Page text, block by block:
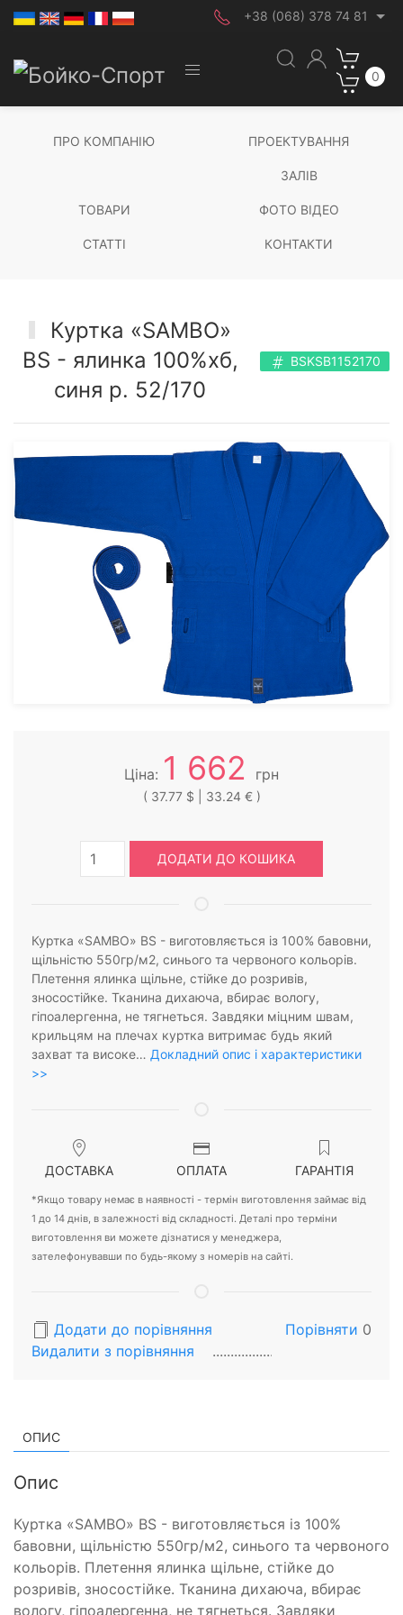
+38 (068) 378 74 81
0
ПРО КОМПАНІЮ ПРОЕКТУВАННЯ
ЗАЛІВ
ТОВАРИ ФОТО ВІДЕО
СТАТТІ КОНТАКТИ
Куртка «SAMBO»
BS - ялинка 100%хб,
синя р. 52/170
BSKSB1152170
Ціна: 1 662 грн
( 37.77 $ | 33.24 € )
ДОДАТИ ДО КОШИКА
Куртка «SAMBO» BS - виготовляється із 100% бавовни,
щільністю 550гр/м2, синього та червоного кольорів.
Плетення ялинка щільне, стійке до розривів,
зносостійке. Тканина дихаюча, вбирає вологу,
гіпоалергенна, не тягнеться. Завдяки міцним швам,
крильцям на плечах куртка витримає будь який
захват та високе… Докладний опис і характеристики
>>
ДОСТАВКА ОПЛАТА ГАРАНТІЯ
*Якщо товару немає в наявності - термін виготовлення займає від
1 до 14 днів, в залежності від складності. Деталі про терміни
виготовлення ви можете дізнатися у менеджера,
зателефонувавши по будь-якому з номерів на сайті.
Додати до порівняння
Видалити з порiвняння
Порівняти 0
ОПИС
Опис
Куртка «SAMBO» BS - виготовляється із 100%
бавовни, щільністю 550гр/м2, синього та червоного
кольорів. Плетення ялинка щільне, стійке до
розривів, зносостійке. Тканина дихаюча, вбирає
вологу, гіпоалергенна, не тягнеться. Завдяки